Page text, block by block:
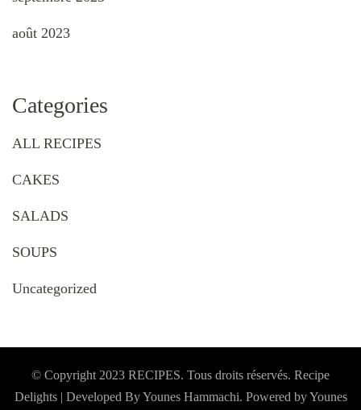
août 2023
Categories
ALL RECIPES
CAKES
SALADS
SOUPS
Uncategorized
© Copyright 2023 RECIPES. Tous droits réservés. Recipe
Delights | Developed By Younes Hammachi. Powered by Younes